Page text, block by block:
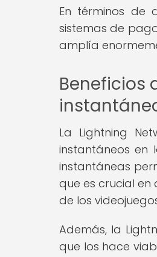
En términos de
sistemas de
amplía
Beneficios
La Lightning
instantáneos en
instantáneas
que es crucial
de los
Además, la
que los hace